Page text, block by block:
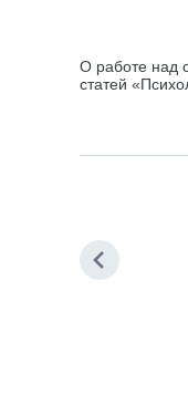
О работе над
статей